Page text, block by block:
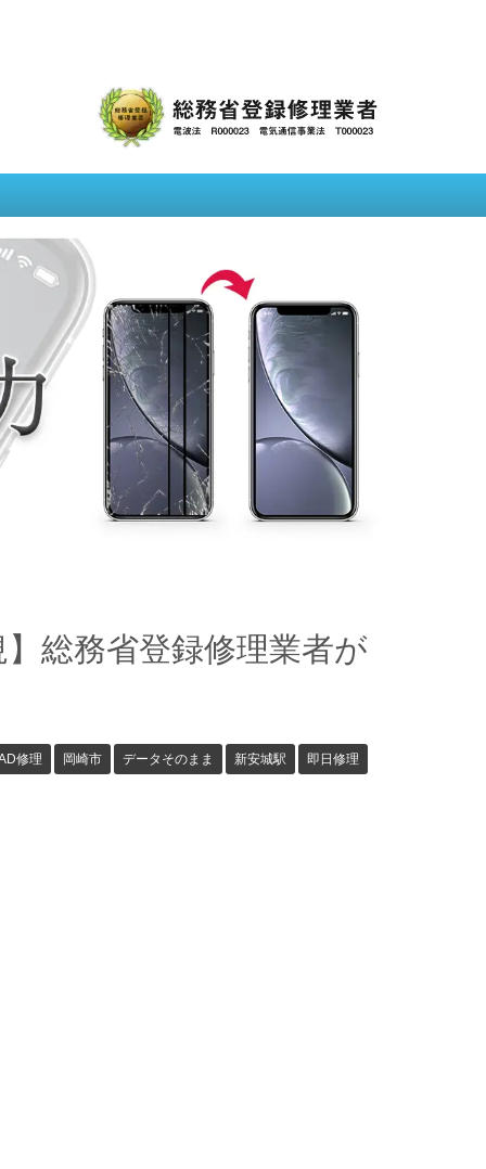
総務省登録修理業者が
修理 岡崎市 データそのまま 新安城駅 即日修理